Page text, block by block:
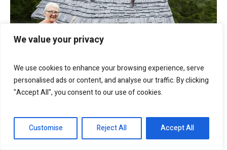
We value your privacy
We use cookies to enhance your browsing experience, serve
personalised ads or content, and analyse our traffic. By clicking
"Accept All", you consent to our use of cookies.
Customise Reject All Accept All